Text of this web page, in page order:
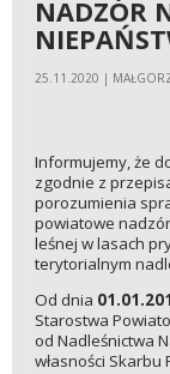
NADZÓR
25.11.2020 |
Informujemy, że
zgodnie z
porozumienia
powiatowe
leśnej w lasach
terytorialnym
Od dnia
Starostwa
od Nadleśnictwa
własności Skarbu